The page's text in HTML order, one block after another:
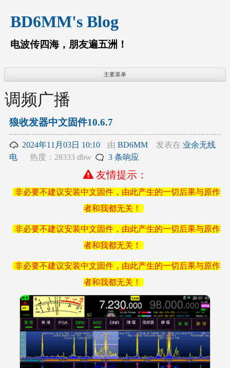
BD6MM's Blog
电波传四海，朋友遍五洲！
主要菜单
调频广播
狼收发器中文固件10.6.7
2024年11月03日 10:10 由BD6MM 发表在 业余无线
电
热度：28333 dbw 3 条响应
友情提示：
非必要不建议安装中文固件，由此产生的一切后果与原作
者和我都无关！
非必要不建议安装中文固件，由此产生的一切后果与原作
者和我都无关！
非必要不建议安装中文固件，由此产生的一切后果与原作
者和我都无关！